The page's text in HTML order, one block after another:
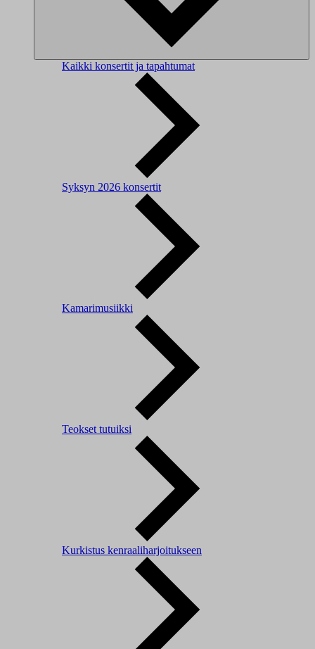
Kaikki konsertit ja tapahtumat
Syksyn 2026 konsertit
Kamarimusiikki
Teokset tutuiksi
Kurkistus kenraaliharjoitukseen